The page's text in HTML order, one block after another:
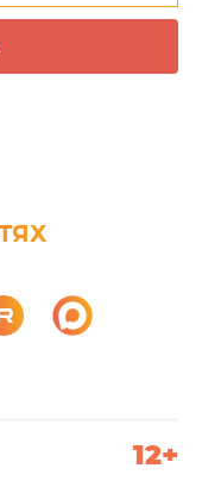
12+